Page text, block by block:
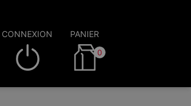
CONNEXION PANIER
0